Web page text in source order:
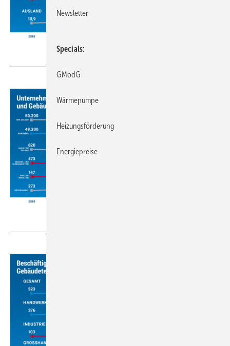
Newsletter
Specials
GModG
Wärmepumpe
Heizungsförderung
Energiepreise